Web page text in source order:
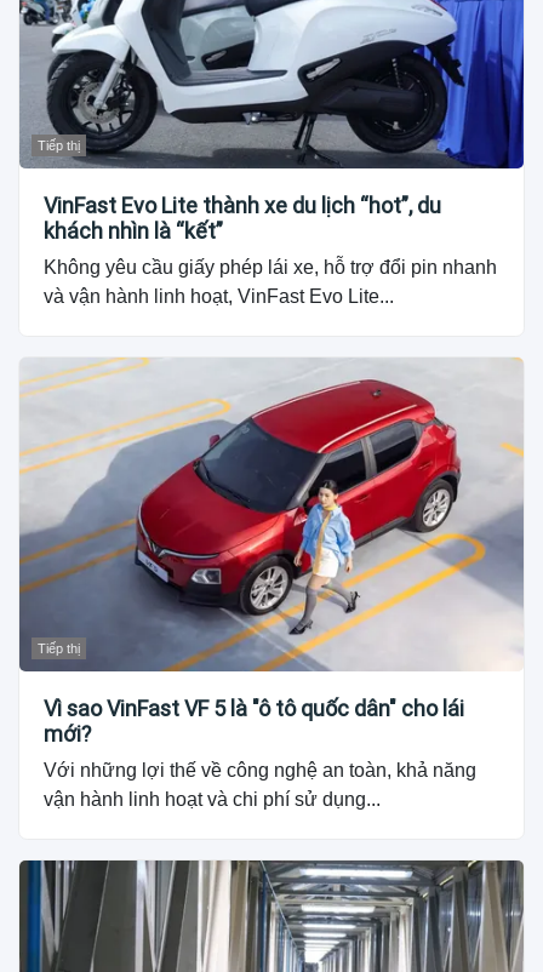
Tiếp thị
VinFast Evo Lite thành xe du lịch “hot”, du
khách nhìn là “kết”
Không yêu cầu giấy phép lái xe, hỗ trợ đổi pin nhanh
và vận hành linh hoạt, VinFast Evo Lite...
Tiếp thị
Vì sao VinFast VF 5 là "ô tô quốc dân" cho lái
mới?
Với những lợi thế về công nghệ an toàn, khả năng
vận hành linh hoạt và chi phí sử dụng...